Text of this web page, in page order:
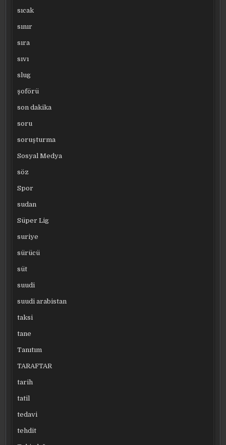
sıcak
sınır
sıra
sıvı
slug
şoförü
son dakika
soru
soruşturma
Sosyal Medya
söz
Spor
sudan
Süper Lig
suriye
sürücü
süt
suudi
suudi arabistan
taksi
tane
Tanıtım
TARAFTAR
tarih
tatil
tedavi
tehdit